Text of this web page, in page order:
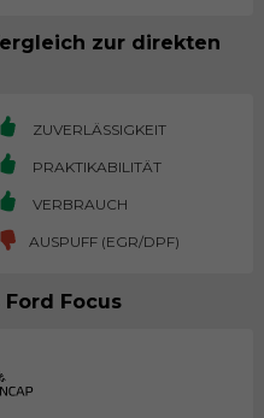
zur direkten
ZUVERLÄSSIGKEIT
PRAKTIKABILITÄT
VERBRAUCH
AUSPUFF (EGR/DPF)
Focus